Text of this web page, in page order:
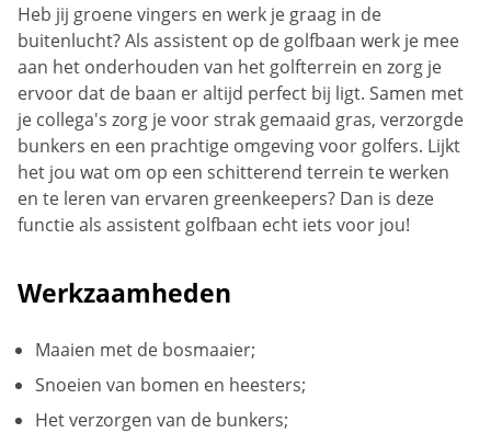
Heb jij groene vingers en werk je graag in de
buitenlucht? Als assistent op de golfbaan werk je mee
aan het onderhouden van het golfterrein en zorg je
ervoor dat de baan er altijd perfect bij ligt. Samen met
je collega's zorg je voor strak gemaaid gras, verzorgde
bunkers en een prachtige omgeving voor golfers. Lijkt
het jou wat om op een schitterend terrein te werken
en te leren van ervaren greenkeepers? Dan is deze
functie als assistent golfbaan echt iets voor jou!
Werkzaamheden
Maaien met de bosmaaier;
Snoeien van bomen en heesters;
Het verzorgen van de bunkers;